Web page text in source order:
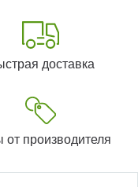
доставка
от производителя